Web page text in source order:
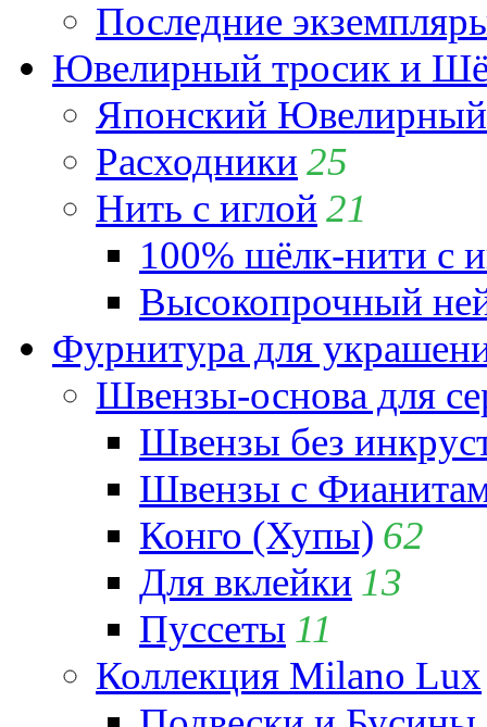
Последние
Ювелирный тросик и
Японский
Расходники 25
Нить с иглой 21
100% шёлк-нити с
Высокопрочный
Фурнитура для
Швензы-основа для
Швензы без
Швензы с
Конго (Хупы) 62
Для вклейки 13
Пуссеты 11
Коллекция Milano Lux